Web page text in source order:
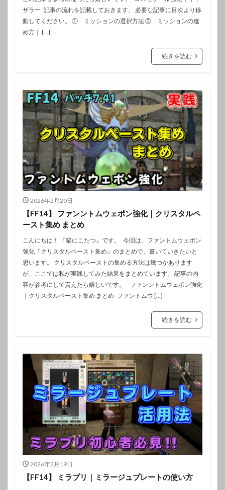
ザラー 記事の流れを記載しておきます。 必要な記事に目次より移
動してください。 ① ミッションの選択方法 ② ミッションの進
め方｜ […]
続きを読む
2026年2月20日
【FF14】 ファンントムウェポン強化｜クリスタルペ
ースト集め まとめ
こんにちは！ 『猫にこたつ』です。 今回は、ファントムウェポン
強化『クリスタルペースト集め』のまとめで、書いていきたいと
思います。 クリスタルペーストの集める方法は幾つかあります
が、ここでは私が実践してみた結果をまとめています。 記事の内
容が参考にして貰えたら嬉しいです。 ファンントムウェポン強化
｜クリスタルペースト集め まとめ ファントムウ […]
続きを読む
2026年2月19日
【FF14】 ミラプリ｜ミラージュプレートの使い方